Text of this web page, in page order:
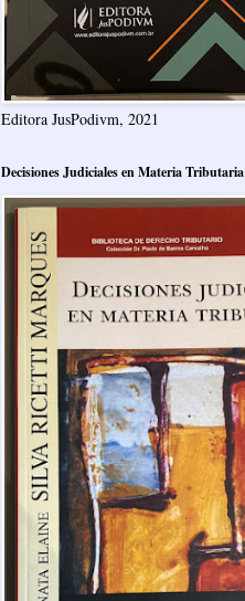
Editora JusPodivm, 2021
Decisiones Judiciales en Materia Tributaria